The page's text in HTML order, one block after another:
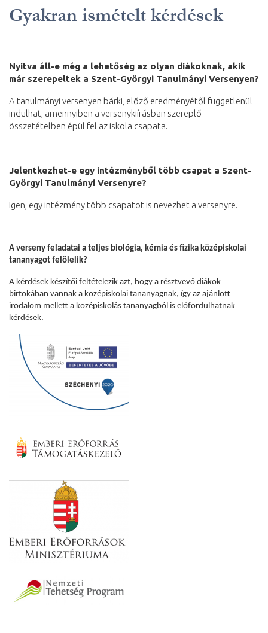
Gyakran ismételt kérdések
Nyitva áll-e még a lehetőség az olyan diákoknak, akik
már szerepeltek a Szent-Györgyi Tanulmányi Versenyen?
A tanulmányi versenyen bárki, előző eredményétől függetlenül
indulhat, amennyiben a versenykiírásban szereplő
összetételben épül fel az iskola csapata.
Jelentkezhet-e egy intézményből több csapat a Szent-
Györgyi Tanulmányi Versenyre?
Igen, egy intézmény több csapatot is nevezhet a versenyre.
A verseny feladatai a teljes biológia, kémia és fizika középiskolai
tananyagot felölelik?
A kérdések készítői feltételezik azt, hogy a résztvevő diákok
birtokában vannak a középiskolai tananyagnak, így az ajánlott
irodalom mellett a középiskolás tananyagból is előfordulhatnak
kérdések.